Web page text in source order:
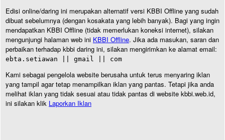
Edisi online/daring ini merupakan alternatif versi KBBI Offline yang sudah
dibuat sebelumnya (dengan kosakata yang lebih banyak). Bagi yang ingin
mendapatkan KBBI Offline (tidak memerlukan koneksi internet), silakan
mengunjungi halaman web ini KBBI Offline. Jika ada masukan, saran dan
perbaikan terhadap kbbi daring ini, silakan mengirimkan ke alamat email:
ebta.setiawan || gmail || com
Kami sebagai pengelola website berusaha untuk terus menyaring iklan
yang tampil agar tetap menampilkan iklan yang pantas. Tetapi jika anda
melihat iklan yang tidak sesuai atau tidak pantas di website kbbi.web.id,
ini silakan klik Laporkan Iklan